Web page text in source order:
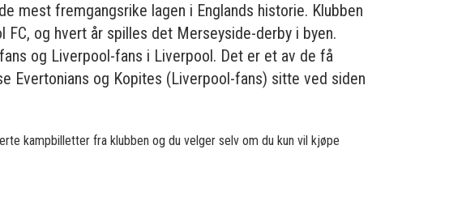
mest fremgangsrike lagen i Englands historie. Klubben
og hvert år spilles det Merseyside-derby i byen.
og Liverpool-fans i Liverpool. Det er et av de få
Evertonians og Kopites (Liverpool-fans) sitte ved siden
kampbilletter fra klubben og du velger selv om du kun vil kjøpe